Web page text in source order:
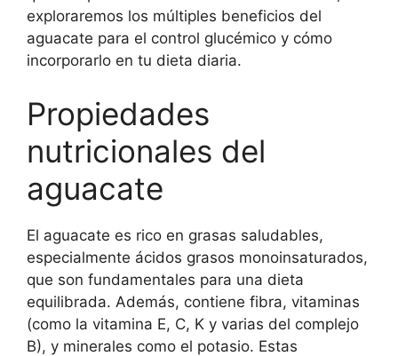
exploraremos los múltiples beneficios del
aguacate para el control glucémico y cómo
incorporarlo en tu dieta diaria.
Propiedades
nutricionales del
aguacate
El aguacate es rico en grasas saludables,
especialmente ácidos grasos monoinsaturados,
que son fundamentales para una dieta
equilibrada. Además, contiene fibra, vitaminas
(como la vitamina E, C, K y varias del complejo
B), y minerales como el potasio. Estas